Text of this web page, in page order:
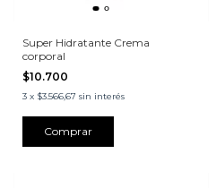
Super Hidratante Crema
corporal
$10.700
3 x $3.566,67 sin interés